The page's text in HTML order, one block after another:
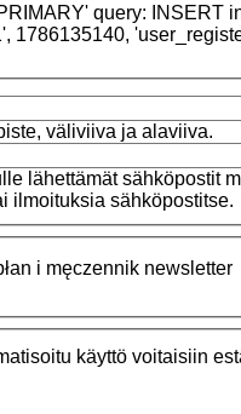
query: INSERT
1786135140,
väliviiva ja alaviiva.
lähettämät sähköpostit
ilmoituksia sähköpostitse.
i męczennik newsletter
käyttö voitaisiin